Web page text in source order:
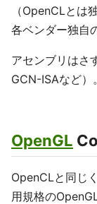
（OpenCLとは
各ベンダー独自
アセンブリはさ
GCN-ISAなど）。
OpenGL
OpenCLと同じ
用規格の